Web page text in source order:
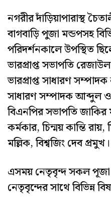
নগরীর দাঁড়িয়াপারাস্থ
বাগবাড়ি পুজা মন্ডপসহ
পরিদর্শনকালে উপস্থিত
ভারপ্রাপ্ত সভাপতি
ভারপ্রাপ্ত সাধারণ
সাধারণ সম্পাদক আব্দুল
বিএনপির সভাপতি
কর্মকার, চিন্ময় কান্তি রায়,
মল্লিক, বিশ্বজিং দেব প্রমুখ।
এসময় নেতৃবৃন্দ সকল পূজা
নেতৃবৃন্দের সাথে বিভিন্ন